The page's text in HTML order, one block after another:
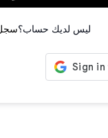
ليس لديك حساب؟سجل الآن